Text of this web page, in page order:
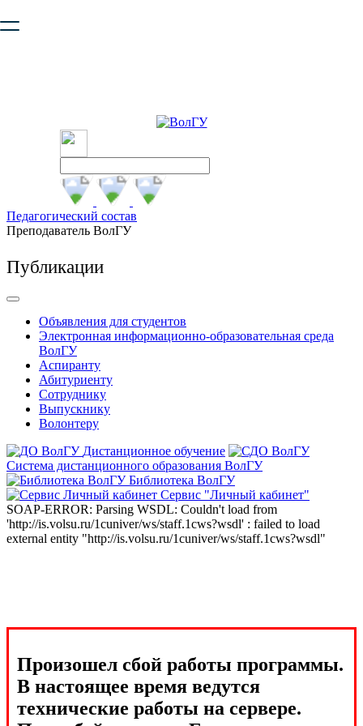
безопасную работу с сайтом. Пожалуйста
Педагогический состав
Преподаватель ВолГУ
Публикации
Объявления для студентов
Электронная информационно-образовательная среда
ВолГУ
Аспиранту
Абитуриенту
Сотруднику
Выпускнику
Волонтеру
Дистанционное обучение
Система дистанционного образования ВолГУ
Библиотека ВолГУ
Сервис "Личный кабинет"
SOAP-ERROR: Parsing WSDL: Couldn't load from
'http://is.volsu.ru/1cuniver/ws/staff.1cws?wsdl' : failed to load
external entity "http://is.volsu.ru/1cuniver/ws/staff.1cws?wsdl"
Произошел сбой работы программы.
В настоящее время ведутся
технические работы на сервере.